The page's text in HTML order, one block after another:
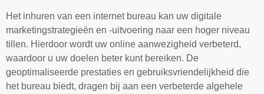
Het inhuren van een internet bureau kan uw digitale
marketingstrategieën en -uitvoering naar een hoger niveau
tillen. Hierdoor wordt uw online aanwezigheid verbeterd,
waardoor u uw doelen beter kunt bereiken. De
geoptimaliseerde prestaties en gebruiksvriendelijkheid die
het bureau biedt, dragen bij aan een verbeterde algehele